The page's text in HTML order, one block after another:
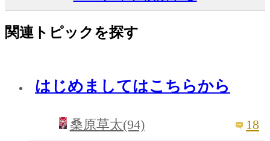
関連トピックを探す
はじめましてはこちらから
桑原草太(94) 18